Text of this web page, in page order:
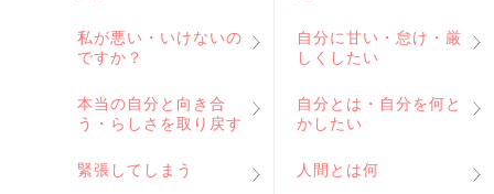
私が悪い・いけないの
ですか？
自分に甘い・怠け・厳
しくしたい
本当の自分と向き合
う・らしさを取り戻す
自分とは・自分を何と
かしたい
緊張してしまう 人間とは何